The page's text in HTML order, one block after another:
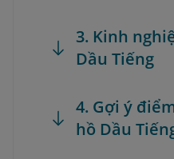
3. Kinh
Dầu Tiếng
4. Gợi ý
hồ Dầu